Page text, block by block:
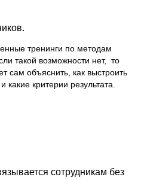
тренинги по методам
такой возможности нет, то
сам объяснить, как выстроить
какие критерии результата.
сотрудникам без